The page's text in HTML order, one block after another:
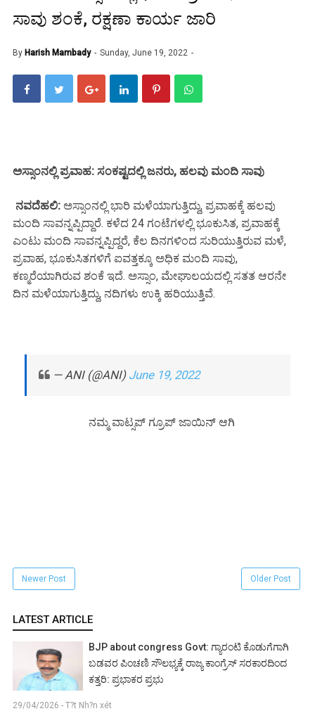
ಸಾವು ಶಂಕೆ, ರಕ್ಷಣಾ ಕಾರ್ಯ ಜಾರಿ
By Harish Mambady Sunday, June 19, 2022
ಅಸ್ಸಾಂನಲ್ಲಿ ಪ್ರವಾಹ: ಸಂಕಷ್ಟದಲ್ಲಿ ಜನರು, ಹಲವು ಮಂದಿ ಸಾವು
ನವದೆಹಲಿ: ಅಸ್ಸಾಂನಲ್ಲಿ ಭಾರಿ ಮಳೆಯಾಗುತ್ತಿದ್ದು, ಪ್ರವಾಹಕ್ಕೆ ಹಲವು
ಮಂದಿ ಸಾವನ್ನಪ್ಪಿದ್ದಾರೆ. ಕಳೆದ 24 ಗಂಟೆಗಳಲ್ಲಿ ಭೂಕುಸಿತ, ಪ್ರವಾಹಕ್ಕೆ
ಎಂಟು ಮಂದಿ ಸಾವನ್ನಪ್ಪಿದ್ದರೆ, ಕೆಲ ದಿನಗಳಿಂದ ಸುರಿಯುತ್ತಿರುವ ಮಳೆ,
ಪ್ರವಾಹ, ಭೂಕುಸಿತಗಳಿಗೆ ಐವತ್ತಕ್ಕೂ ಅಧಿಕ ಮಂದಿ ಸಾವು,
ಕಣ್ಮರೆಯಾಗಿರುವ ಶಂಕೆ ಇದೆ. ಅಸ್ಸಾಂ, ಮೇಘಾಲಯದಲ್ಲಿ ಸತತ ಆರನೇ
ದಿನ ಮಳೆಯಾಗುತ್ತಿದ್ದು, ನದಿಗಳು ಉಕ್ಕಿ ಹರಿಯುತ್ತಿವೆ.
— ANI (@ANI) June 19, 2022
ನಮ್ಮ ವಾಟ್ಸಪ್ ಗ್ರೂಪ್ ಜಾಯಿನ್ ಆಗಿ
Newer Post Older Post
LATEST ARTICLE
BJP about congress Govt: ಗ್ಯಾರಂಟಿ ಕೊಡುಗೆಗಾಗಿ
ಬಡವರ ಪಿಂಚಣಿ ಸೌಲಭ್ಯಕ್ಕೆ ರಾಜ್ಯ ಕಾಂಗ್ರೆಸ್ ಸರಕಾರದಿಂದ
ಕತ್ತರಿ: ಪ್ರಭಾಕರ ಪ್ರಭು
29/04/2026 - T?t Nh?n xét